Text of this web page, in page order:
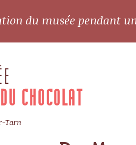
du musée pendant
Tarn
CHOCOLAT